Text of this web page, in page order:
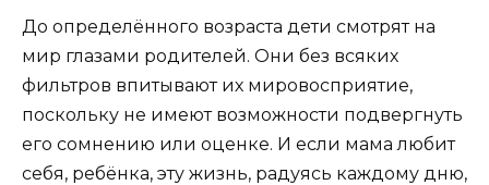
До определённого возраста дети смотрят на
мир глазами родителей. Они без всяких
фильтров впитывают их мировосприятие,
поскольку не имеют возможности подвергнуть
его сомнению или оценке. И если мама любит
себя, ребёнка, эту жизнь, радуясь каждому дню,